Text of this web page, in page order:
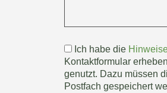
Ich habe die
Kontaktformular
genutzt. Dazu müssen
Postfach gespeichert